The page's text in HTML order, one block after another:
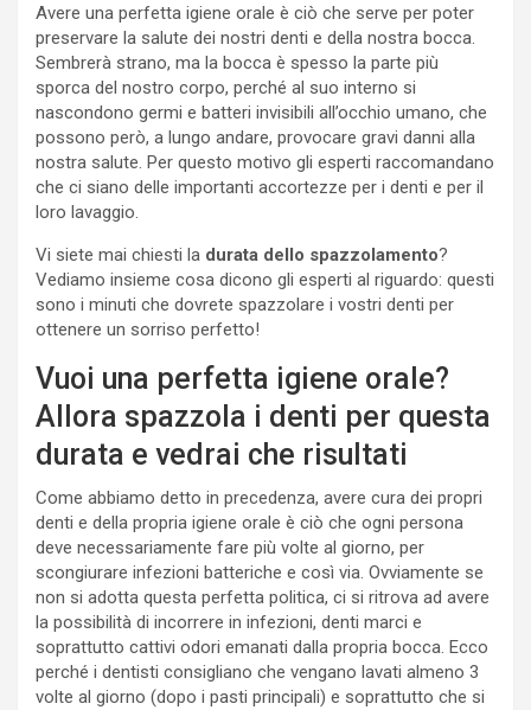
Avere una perfetta igiene orale è ciò che serve per poter
preservare la salute dei nostri denti e della nostra bocca.
Sembrerà strano, ma la bocca è spesso la parte più
sporca del nostro corpo, perché al suo interno si
nascondono germi e batteri invisibili all’occhio umano, che
possono però, a lungo andare, provocare gravi danni alla
nostra salute. Per questo motivo gli esperti raccomandano
che ci siano delle importanti accortezze per i denti e per il
loro lavaggio.
Vi siete mai chiesti la durata dello spazzolamento?
Vediamo insieme cosa dicono gli esperti al riguardo: questi
sono i minuti che dovrete spazzolare i vostri denti per
ottenere un sorriso perfetto!
Vuoi una perfetta igiene orale?
Allora spazzola i denti per questa
durata e vedrai che risultati
Come abbiamo detto in precedenza, avere cura dei propri
denti e della propria igiene orale è ciò che ogni persona
deve necessariamente fare più volte al giorno, per
scongiurare infezioni batteriche e così via. Ovviamente se
non si adotta questa perfetta politica, ci si ritrova ad avere
la possibilità di incorrere in infezioni, denti marci e
soprattutto cattivi odori emanati dalla propria bocca. Ecco
perché i dentisti consigliano che vengano lavati almeno 3
volte al giorno (dopo i pasti principali) e soprattutto che si